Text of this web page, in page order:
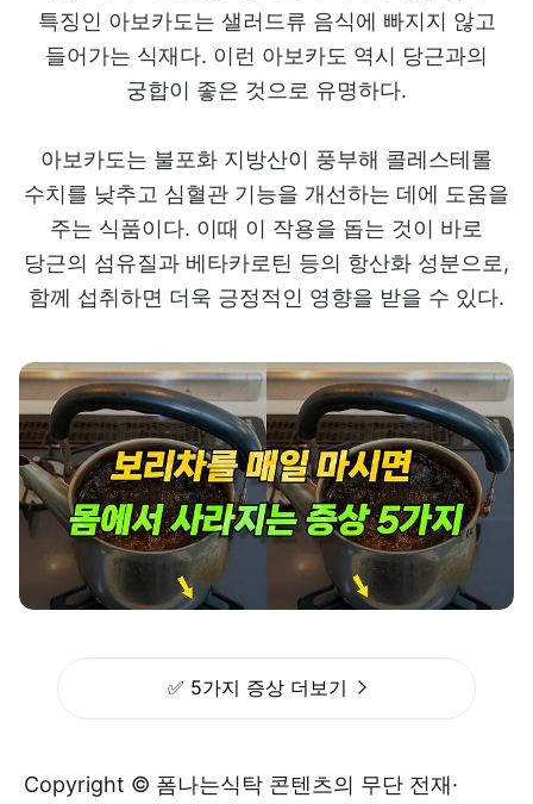
특징인 아보카도는 샐러드류 음식에 빠지지 않고
들어가는 식재다. 이런 아보카도 역시 당근과의
궁합이 좋은 것으로 유명하다.
아보카도는 불포화 지방산이 풍부해 콜레스테롤
수치를 낮추고 심혈관 기능을 개선하는 데에 도움을
주는 식품이다. 이때 이 작용을 돕는 것이 바로
당근의 섬유질과 베타카로틴 등의 항산화 성분으로,
함께 섭취하면 더욱 긍정적인 영향을 받을 수 있다.
✅ 5가지 증상 더보기
Copyright © 폼나는식탁 콘텐츠의 무단 전재·